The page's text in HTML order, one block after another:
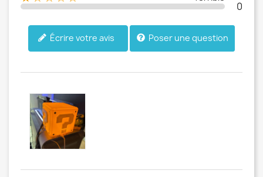
0
Écrire votre avis Poser une question